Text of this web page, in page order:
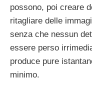
possono, poi creare
ritagliare delle
senza che nessun
essere perso
produce pure
minimo.